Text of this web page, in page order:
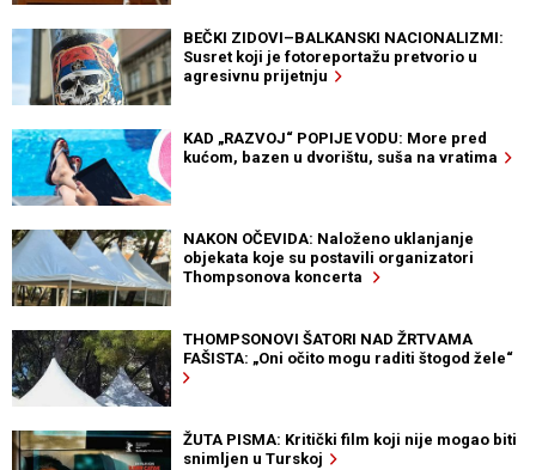
BEČKI ZIDOVI–BALKANSKI NACIONALIZMI:
Susret koji je fotoreportažu pretvorio u
agresivnu prijetnju
KAD „RAZVOJ“ POPIJE VODU: More pred
kućom, bazen u dvorištu, suša na vratima
NAKON OČEVIDA: Naloženo uklanjanje
objekata koje su postavili organizatori
Thompsonova koncerta
THOMPSONOVI ŠATORI NAD ŽRTVAMA
FAŠISTA: „Oni očito mogu raditi štogod žele“
ŽUTA PISMA: Kritički film koji nije mogao biti
snimljen u Turskoj